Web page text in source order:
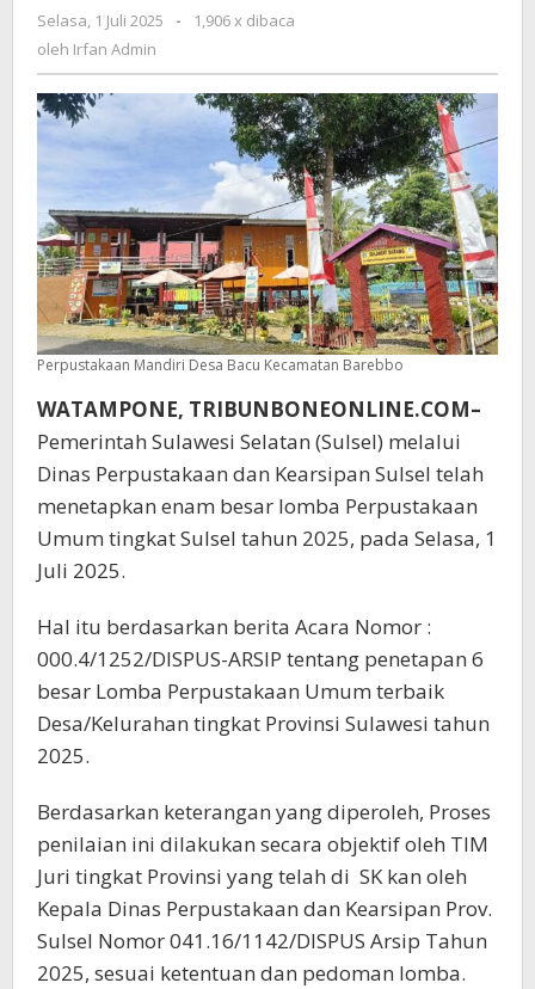
Lomba
Provinsi
Selasa, 1 Juli 2025
oleh
-
1,906 x dibaca
oleh Irfan Admin
Perpustakaan Mandiri Desa Bacu Kecamatan Barebbo
WATAMPONE, TRIBUNBONEONLINE.COM–
Pemerintah Sulawesi Selatan (Sulsel) melalui
Dinas Perpustakaan dan Kearsipan Sulsel telah
menetapkan enam besar lomba Perpustakaan
Umum tingkat Sulsel tahun 2025, pada Selasa, 1
Juli 2025.
Hal itu berdasarkan berita Acara Nomor :
000.4/1252/DISPUS-ARSIP tentang penetapan 6
besar Lomba Perpustakaan Umum terbaik
Desa/Kelurahan tingkat Provinsi Sulawesi tahun
2025.
Berdasarkan keterangan yang diperoleh, Proses
penilaian ini dilakukan secara objektif oleh TIM
Juri tingkat Provinsi yang telah di SK kan oleh
Kepala Dinas Perpustakaan dan Kearsipan Prov.
Sulsel Nomor 041.16/1142/DISPUS Arsip Tahun
2025, sesuai ketentuan dan pedoman lomba.